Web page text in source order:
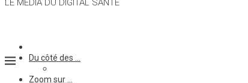
LE MÉDIA DU DIGITAL SANTÉ
Du côté des …
Zoom sur …